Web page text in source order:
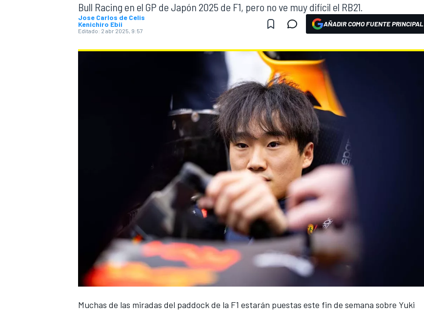
FÓRMULA E
Bull Racing en el GP de Japón 2025 de F1, pero no ve muy difícil el RB21.
Jose Carlos de Celis
Kenichiro Ebii
Editado: 2 abr 2025, 9:57
AÑADIR COMO FUENTE PRINCIPAL
Muchas de las miradas del paddock de la F1 estarán puestas este fin de semana sobre Yuki